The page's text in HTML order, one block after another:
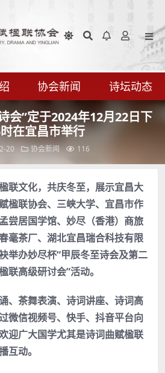
协会新闻 诗坛动态
会”定于2024年12月22日下
在宜昌市举行
20 协会新闻 116
联文化，共庆冬至，展示宜昌大
楹联协会、三峡大学、宜昌市作
尝居国学馆、妙尽（香港）商旅
毫茶厂、湖北宜昌瑞合科技有限
举办妙尽杯“甲辰冬至诗会及第二
联高级研讨会”活动。
、茶舞表演、诗词讲座、诗词高
微信视频号、快手、抖音平台向
迎广大国学尤其是诗词曲赋楹联
互动。